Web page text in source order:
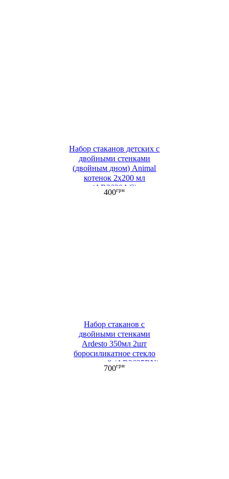
Набор стаканов детских c
двойными стенками
(двойным дном) Animal
котенок 2х200 мл
(AR2620AC)
400грн
Набор стаканов с
двойными стенками
Ardesto 350мл 2шт
боросиликатное стекло
прозрачный (AR2635BN)
700грн